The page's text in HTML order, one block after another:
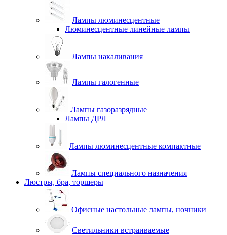
Лампы люминесцентные
Люминесцентные линейные лампы
Лампы накаливания
Лампы галогенные
Лампы газоразрядные
Лампы ДРЛ
Лампы люминесцентные компактные
Лампы специального назначения
Люстры, бра, торшеры
Офисные настольные лампы, ночники
Светильники встраиваемые